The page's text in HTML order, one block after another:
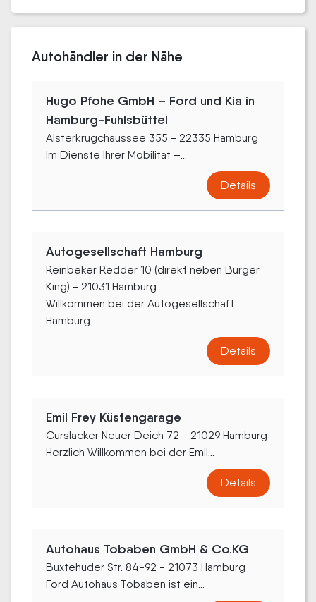
Autohändler in der Nähe
Hugo Pfohe GmbH – Ford und Kia in
Hamburg-Fuhlsbüttel
Alsterkrugchaussee 355 - 22335 Hamburg
Im Dienste Ihrer Mobilität –...
Details
Autogesellschaft Hamburg
Reinbeker Redder 10 (direkt neben Burger
King) - 21031 Hamburg
Willkommen bei der Autogesellschaft
Hamburg...
Details
Emil Frey Küstengarage
Curslacker Neuer Deich 72 - 21029 Hamburg
Herzlich Willkommen bei der Emil...
Details
Autohaus Tobaben GmbH & Co.KG
Buxtehuder Str. 84-92 - 21073 Hamburg
Ford Autohaus Tobaben ist ein...